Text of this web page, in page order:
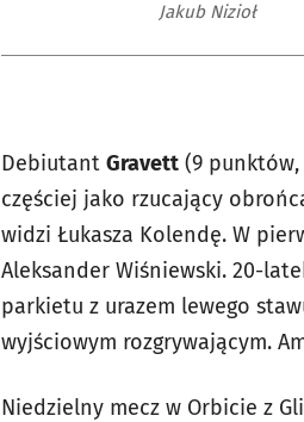
Jakub Nizioł
Debiutant Gravett (9 punktów,
częściej jako rzucający
widzi Łukasza Kolendę. W
Aleksander Wiśniewski. 20-
parkietu z urazem lewego
wyjściowym rozgrywającym.
Niedzielny mecz w Orbicie z